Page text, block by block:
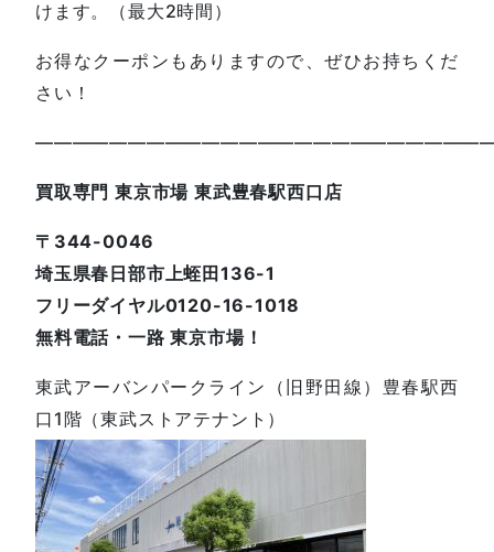
けます。（最大2時間）
お得なクーポンもありますので、ぜひお持ちくだ
さい！
買取専門 東京市場 東武豊春駅西口店
〒344-0046
埼玉県春日部市上蛭田136-1
フリーダイヤル0120-16-1018
無料電話・一路 東京市場！
東武アーバンパークライン（旧野田線）豊春駅西
口1階（東武ストアテナント）